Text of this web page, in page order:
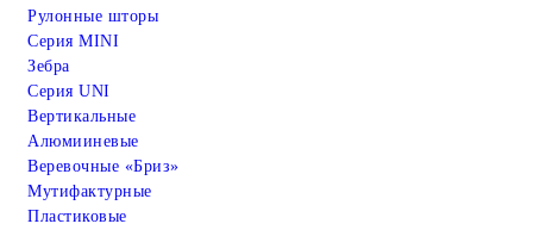
Рулонные шторы
Серия MINI
Зебра
Серия UNI
Вертикальные
Алюмииневые
Веревочные «Бриз»
Мутифактурные
Пластиковые